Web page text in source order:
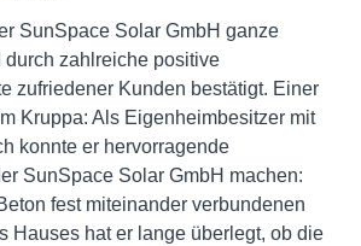
SunSpace Solar GmbH ganze
durch zahlreiche positive
zufriedener Kunden bestätigt. Einer
Kruppa: Als Eigenheimbesitzer mit
konnte er hervorragende
SunSpace Solar GmbH machen:
fest miteinander verbundenen
Hauses hat er lange überlegt, ob die